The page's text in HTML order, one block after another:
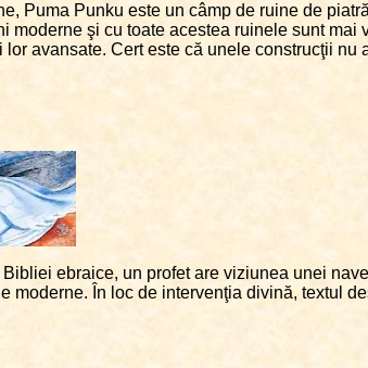
Puma Punku este un câmp de ruine de
moderne şi cu toate acestea ruinele sunt
avansate. Cert este că unele construcţii
ebraice, un profet are viziunea unei
moderne. În loc de intervenţia divină, textul